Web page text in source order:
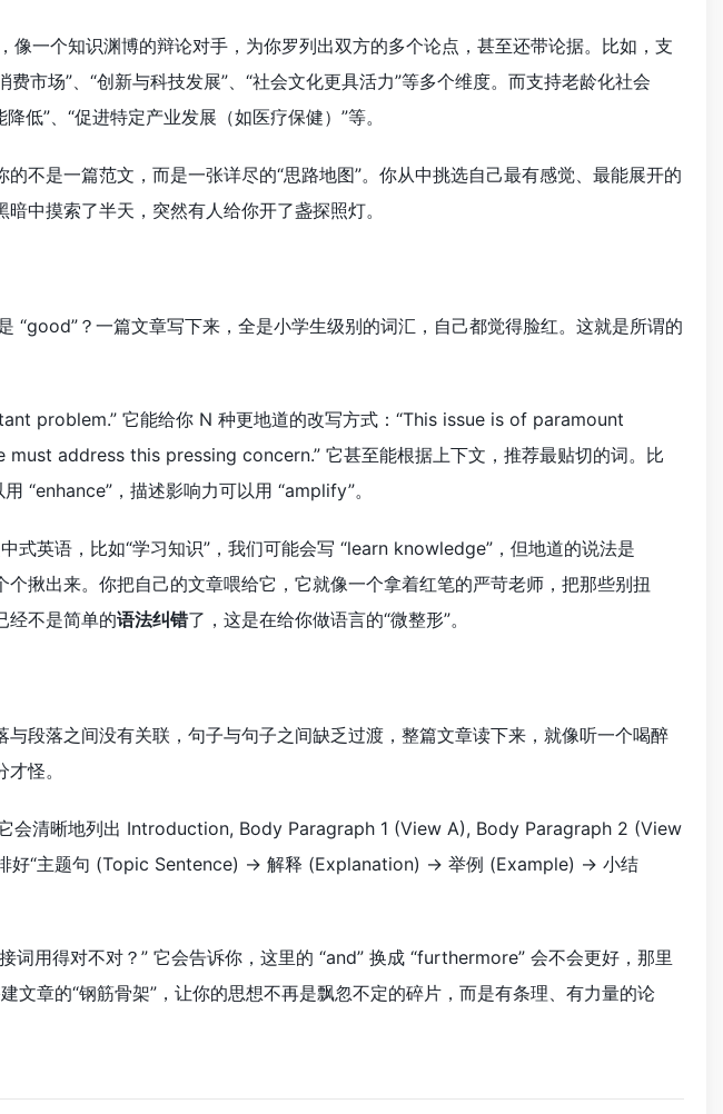
一个知识渊博的辩论对手，为你罗列出双方的多个论点，甚至还带论据。比如，支
市场”、“创新与科技发展”、“社会文化更具活力”等多个维度。而支持老龄化社会
低”、“促进特定产业发展（如医疗保健）”等。
的不是一篇范文，而是一张详尽的“思路地图”。你从中挑选自己最有感觉、最能展开的
中摸索了半天，突然有人给你开了盏探照灯。
“good”？一篇文章写下来，全是小学生级别的词汇，自己都觉得脸红。这就是所谓的
problem.” 它能给你 N 种更地道的改写方式：“This issue is of paramount
address this pressing concern.” 它甚至能根据上下文，推荐最贴切的词。比
“enhance”，描述影响力可以用 “amplify”。
式英语，比如“学习知识”，我们可能会写 “learn knowledge”，但地道的说法是
揪出来。你把自己的文章喂给它，它就像一个拿着红笔的严苛老师，把那些别扭
经不是简单的语法纠错了，这是在给你做语言的“微整形”。
段落之间没有关联，句子与句子之间缺乏过渡，整篇文章读下来，就像听一个喝醉
怪。
会清晰地列出 Introduction, Body Paragraph 1 (View A), Body Paragraph 2 (View
好“主题句 (Topic Sentence) -> 解释 (Explanation) -> 举例 (Example) -> 小结
词用得对不对？” 它会告诉你，这里的 “and” 换成 “furthermore” 会不会更好，那里
文章的“钢筋骨架”，让你的思想不再是飘忽不定的碎片，而是有条理、有力量的论